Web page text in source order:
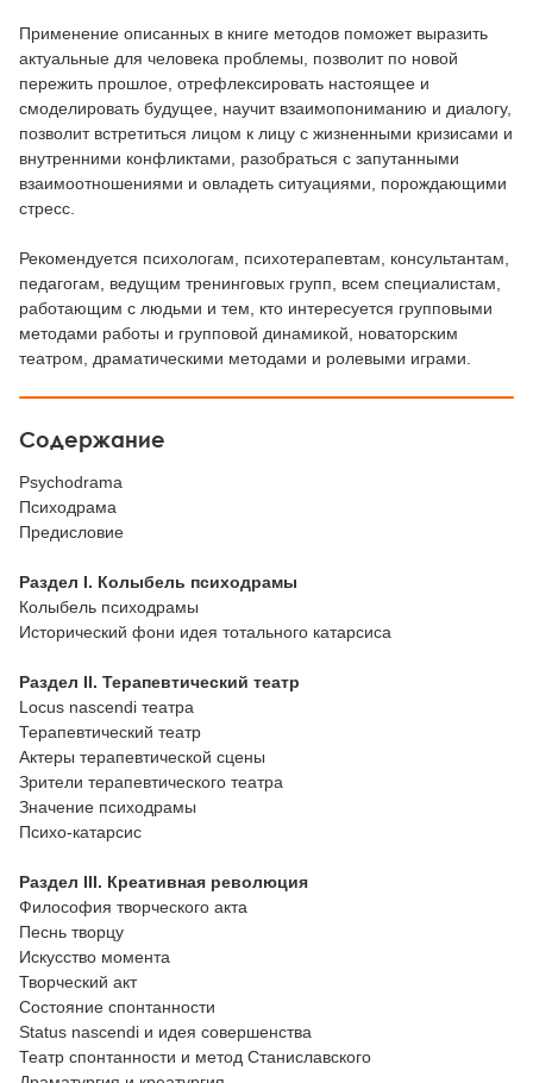
Применение описанных в книге методов поможет выразить
актуальные для человека проблемы, позволит по новой
пережить прошлое, отрефлексировать настоящее и
смоделировать будущее, научит взаимопониманию и диалогу,
позволит встретиться лицом к лицу с жизненными кризисами и
внутренними конфликтами, разобраться с запутанными
взаимоотношениями и овладеть ситуациями, порождающими
стресс.
Рекомендуется психологам, психотерапевтам, консультантам,
педагогам, ведущим тренинговых групп, всем специалистам,
работающим с людьми и тем, кто интересуется групповыми
методами работы и групповой динамикой, новаторским
театром, драматическими методами и ролевыми играми.
Содержание
Psychodrama
Психодрама
Предисловие
Раздел I. Колыбель психодрамы
Колыбель психодрамы
Исторический фони идея тотального катарсиса
Раздел II. Терапевтический театр
Locus nascendi театра
Терапевтический театр
Актеры терапевтической сцены
Зрители терапевтического театра
Значение психодрамы
Психо-катарсис
Раздел III. Креативная революция
Философия творческого акта
Песнь творцу
Искусство момента
Творческий акт
Состояние спонтанности
Status nascendi и идея совершенства
Театр спонтанности и метод Станиславского